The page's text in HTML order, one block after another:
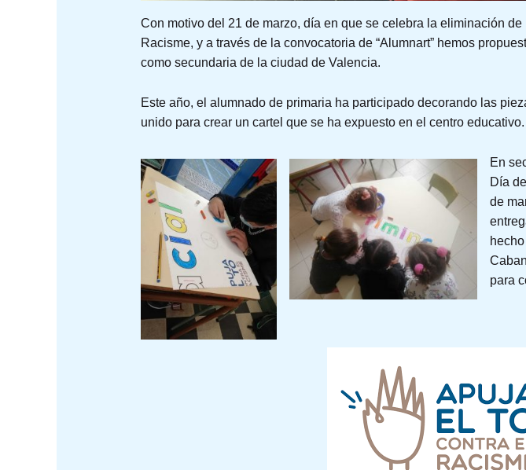
Con motivo del 21 de marzo, día en que se celebra la eliminación
Racisme, y a través de la convocatoria de “Alumnart” hemos
como secundaria de la ciudad de Valencia.
Este año, el alumnado de primaria ha participado decorando las
unido para crear un cartel que se ha expuesto en el centro educativo.
En
Día
de
para